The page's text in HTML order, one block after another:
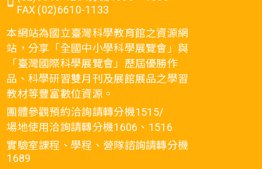
FAX (02)6610-1133
本網站為國立臺灣科學教育館之資源網
站，分享「全國中小學科學展覽會」與
「臺灣國際科學展覽會」歷屆優勝作
品、科學研習雙月刊及展館展品之學習
教材等豐富數位資源。
團體參觀預約洽詢請轉分機1515/
場地使用洽詢請轉分機1606、1516
實驗室課程、學程、營隊諮詢請轉分機
1689